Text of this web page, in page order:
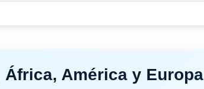
América y Europa